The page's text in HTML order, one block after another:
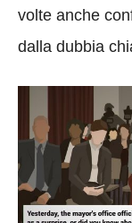
volte anche
dalla dubbia